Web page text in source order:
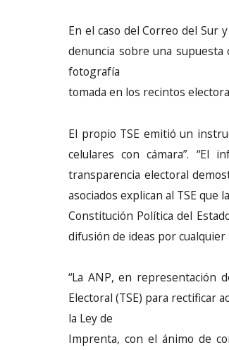
En el caso del Correo del Sur
denuncia sobre una
fotografía
tomada en los recintos
El propio TSE emitió un
celulares con cámara”. “El
transparencia electoral
asociados explican al TSE que
Constitución Política del
difusión de ideas por cualquier
“La ANP, en representación
Electoral (TSE) para rectificar
la Ley de
Imprenta, con el ánimo de